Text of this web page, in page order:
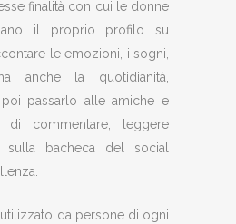
finalità con cui le donne
il proprio profilo su
le emozioni, i sogni,
anche la quotidianità,
passarlo alle amiche e
di commentare, leggere
bacheca del social
da persone di ogni